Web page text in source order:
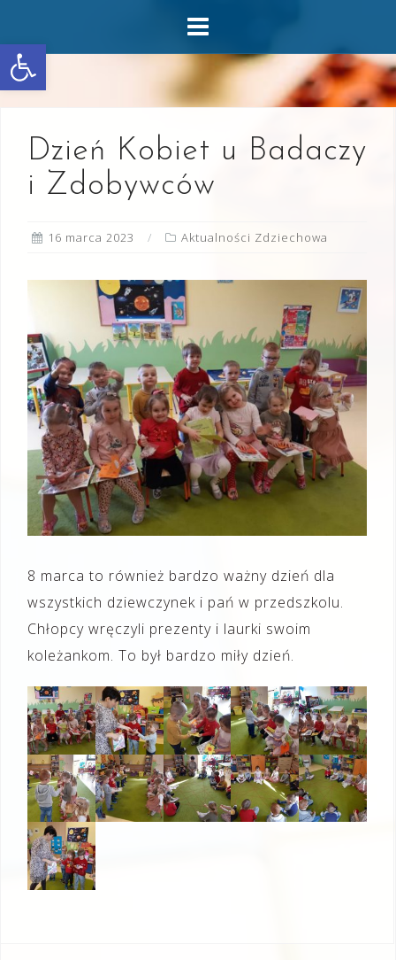
Otwórz pasek narzędzi
content
Dzień Kobiet u Badaczy
i Zdobywców
16 marca 2023 Aktualności Zdziechowa
8 marca to również bardzo ważny dzień dla
wszystkich dziewczynek i pań w przedszkolu.
Chłopcy wręczyli prezenty i laurki swoim
koleżankom. To był bardzo miły dzień.